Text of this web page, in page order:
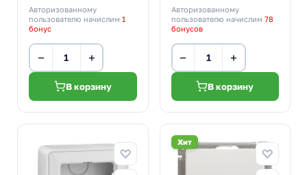
Авторизованному
пользователю начислим 1
бонус
− +
В корзину
Авторизованному
пользователю начислим 78
бонусов
− +
В корзину
Хит